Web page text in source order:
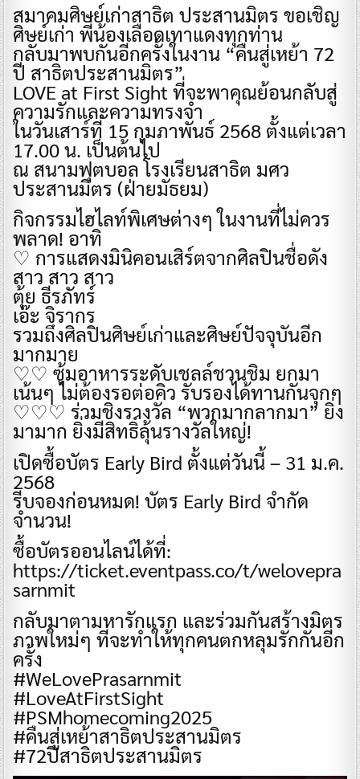
สมาคมศิษย์เก่าสาธิต ประสานมิตร ขอเชิญ
ศิษย์เก่า พี่น้องเลือดเทาแดงทุกท่าน
กลับมาพบกันอีกครั้งในงาน “คืนสู่เหย้า 72
ปี สาธิตประสานมิตร”
LOVE at First Sight ที่จะพาคุณย้อนกลับสู่
ความรักและความทรงจำ
ในวันเสาร์ที่ 15 กุมภาพันธ์ 2568 ตั้งแต่เวลา
17.00 น. เป็นต้นไป
ณ สนามฟุตบอล โรงเรียนสาธิต มศว
ประสานมิตร (ฝ่ายมัธยม)
กิจกรรมไฮไลท์พิเศษต่างๆ ในงานที่ไม่ควร
พลาด! อาทิ
♡ การแสดงมินิคอนเสิร์ตจากศิลปินชื่อดัง
สาว สาว สาว
ตุ้ย ธีรภัทร์
เอ๊ะ จิรากร
รวมถึงศิลปินศิษย์เก่าและศิษย์ปัจจุบันอีก
มากมาย
♡♡ ซุ้มอาหารระดับเชลล์ชวนชิม ยกมา
เน้นๆ ไม่ต้องรอต่อคิว รับรองได้ทานกันจุกๆ
♡♡♡ ร่วมชิงรางวัล “พวกมากลากมา” ยิ่ง
มามาก ยิ่งมีสิทธิ์ลุ้นรางวัลใหญ่!
เปิดซื้อบัตร Early Bird ตั้งแต่วันนี้ – 31 ม.ค.
2568
รีบจองก่อนหมด! บัตร Early Bird จำกัด
จำนวน!
ซื้อบัตรออนไลน์ได้ที่:
https://ticket.eventpass.co/t/welovepra
sarnmit
กลับมาตามหารักแรก และร่วมกันสร้างมิตร
ภาพใหม่ๆ ที่จะทำให้ทุกคนตกหลุมรักกันอีก
ครั้ง
#WeLovePrasarnmit
#LoveAtFirstSight
#PSMhomecoming2025
#คืนสู่เหย้าสาธิตประสานมิตร
#72ปีสาธิตประสานมิตร